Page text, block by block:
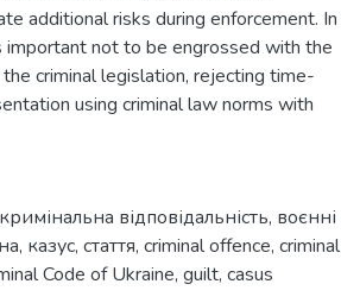
additional risks during enforcement. In
not to be engrossed with the
criminal legislation, rejecting time-
using criminal law norms with
кримінальна відповідальність, воєнні
, казус, стаття, criminal offence, criminal
Code of Ukraine, guilt, casus